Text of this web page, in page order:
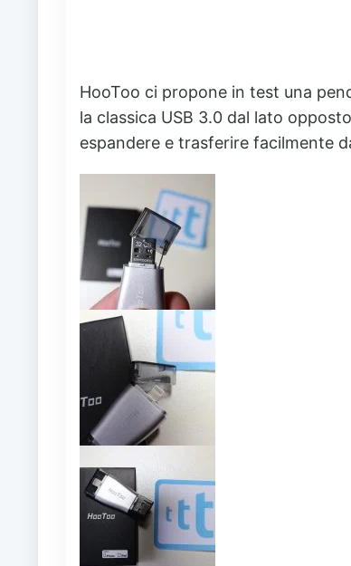
HooToo ci propone in test una
la classica USB 3.0 dal lato
espandere e trasferire facilmente